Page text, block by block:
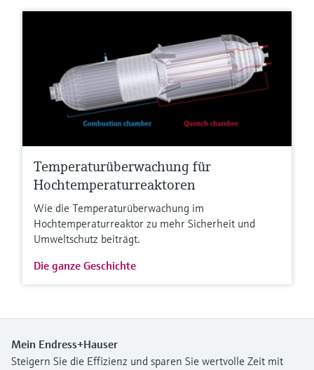
Temperaturüberwachung für
Hochtemperaturreaktoren
Wie die Temperaturüberwachung im
Hochtemperaturreaktor zu mehr Sicherheit und
Umweltschutz beiträgt.
Die ganze Geschichte
Mein Endress+Hauser
Steigern Sie die Effizienz und sparen Sie wertvolle Zeit mit